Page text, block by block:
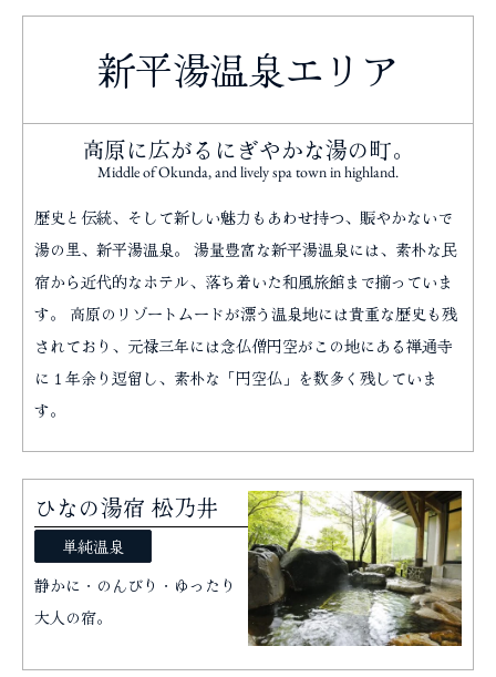
新平湯温泉エリア
高原に広がるにぎやかな湯の町。
Middle of Okunda, and lively spa town in highland.
歴史と伝統、そして新しい魅力もあわせ持つ、賑やかないで
湯の里、新平湯温泉。 湯量豊富な新平湯温泉には、素朴な民
宿から近代的なホテル、落ち着いた和風旅館まで揃っていま
す。 高原のリゾートムードが漂う温泉地には貴重な歴史も残
されており、元禄三年には念仏僧円空がこの地にある禅通寺
に１年余り逗留し、素朴な「円空仏」を数多く残していま
す。
ひなの湯宿 松乃井
単純温泉
静かに・のんびり・ゆったり
大人の宿。